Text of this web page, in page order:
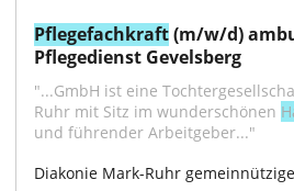
Pflegefachkraft (m/w/d)
Pflegedienst Gevelsberg
"...GmbH ist eine
Ruhr mit Sitz im wunderschönen
und führender Arbeitgeber..."
Diakonie Mark-Ruhr